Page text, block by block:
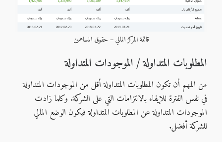
قائمة المركز المالي – حقوق المساهمين
المطلوبات المتداولة / الموجودات المتداولة
من المهم أن تكون المطلوبات المتداولة أقل من الموجودات المتداولة
في نفس الفترة للإيفاء بالالتزامات التي على الشركة. وكلما زادت
الموجودات المتداولة عن المطلوبات المتداولة فيكون الوضع المالي
للشركة أفضل.